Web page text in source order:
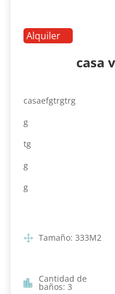
Alquiler
casa
casaefgtrgtrg
g
tg
g
g
Tamaño: 333M2
Cantidad de
baños: 3